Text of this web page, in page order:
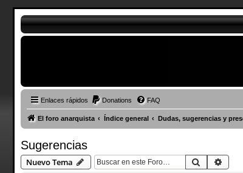
Enlaces rápidos Donations FAQ
El foro anarquista Índice general Dudas, sugerencias y
Sugerencias
Nuevo Tema Buscar